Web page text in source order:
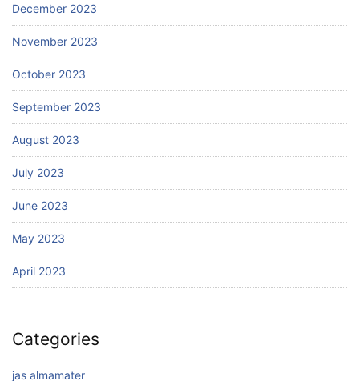
December 2023
November 2023
October 2023
September 2023
August 2023
July 2023
June 2023
May 2023
April 2023
Categories
jas almamater